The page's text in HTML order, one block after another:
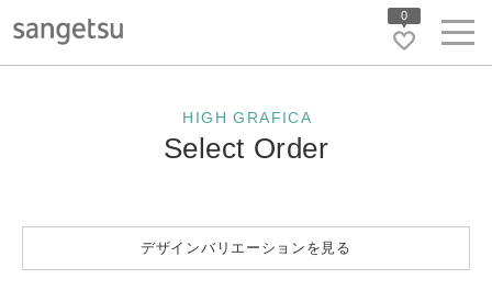
0
HIGH GRAFICA
Select Order
デザインバリエーションを見る